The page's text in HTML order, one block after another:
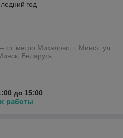
год
ст. метро Михалово, г. Минск, ул.
Беларусь
до 15:00
работы